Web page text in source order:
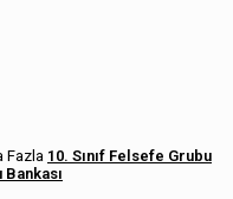
10. Sınıf Felsefe Grubu
Bankası